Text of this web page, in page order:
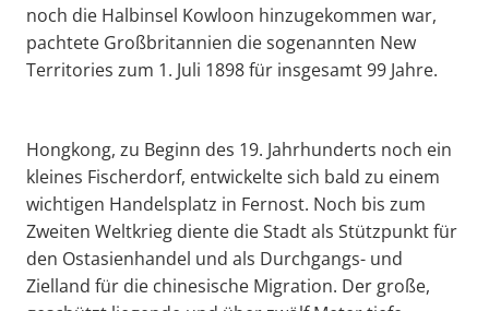
noch die Halbinsel Kowloon hinzugekommen war,
pachtete Großbritannien die sogenannten New
Territories zum 1. Juli 1898 für insgesamt 99 Jahre.
Hongkong, zu Beginn des 19. Jahrhunderts noch ein
kleines Fischerdorf, entwickelte sich bald zu einem
wichtigen Handelsplatz in Fernost. Noch bis zum
Zweiten Weltkrieg diente die Stadt als Stützpunkt für
den Ostasienhandel und als Durchgangs- und
Zielland für die chinesische Migration. Der große,